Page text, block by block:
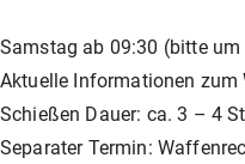
Samstag ab 09:30 (bitte
Aktuelle Informationen
Schießen Dauer: ca. 3 – 4
Separater Termin: